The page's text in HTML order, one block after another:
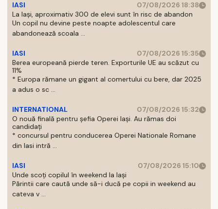
IASI
07/08/2026 18:38
La Iași, aproximativ 300 de elevi sunt în risc de abandon
Un copil nu devine peste noapte adolescentul care
abandonează scoala ...
IASI
07/08/2026 15:35
Berea europeană pierde teren. Exporturile UE au scăzut cu
11%
* Europa rămane un gigant al comertului cu bere, dar 2025
a adus o sc ...
INTERNATIONAL
07/08/2026 15:32
O nouă finală pentru șefia Operei Iași. Au rămas doi
candidați
* concursul pentru conducerea Operei Nationale Romane
din Iasi intră ...
IASI
07/08/2026 15:10
Unde scoți copilul în weekend la Iași
Părintii care caută unde să-i ducă pe copii in weekend au
cateva v ...